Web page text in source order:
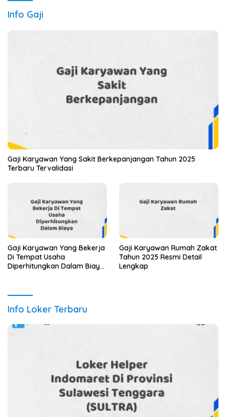
Info Gaji
Gaji Karyawan Yang Sakit Berkepanjangan Tahun 2025
Terbaru Tervalidasi
Gaji Karyawan Yang Bekerja
Di Tempat Usaha
Diperhitungkan Dalam Biaya
Gaji Karyawan Rumah Zakat
Tahun 2025 Resmi Detail
Lengkap
Info Loker Terbaru